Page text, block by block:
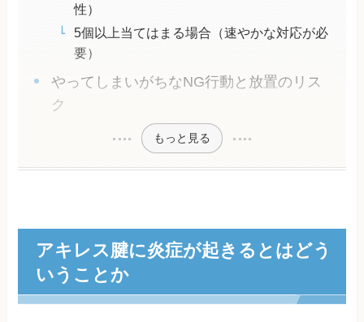
性）
5個以上当てはまる場合（速やかな対応が必
要）
やってしまいがちなNG行動と放置のリス
ク
もっと見る
アキレス腱に炎症が起きるとはどう
いうことか